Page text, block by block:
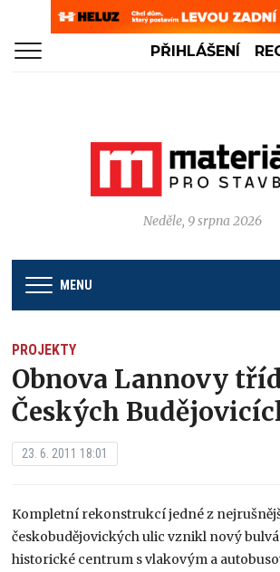
PŘIHLÁŠENÍ
Neděle, 9 srpna 2026
MENU
PROJEKTY
Obnova Lannovy
Českých
23. 6. 2011 18:01
Kompletní rekonstrukcí jedné z
českobudějovických ulic vznikl nový
historické centrum s vlakovým a